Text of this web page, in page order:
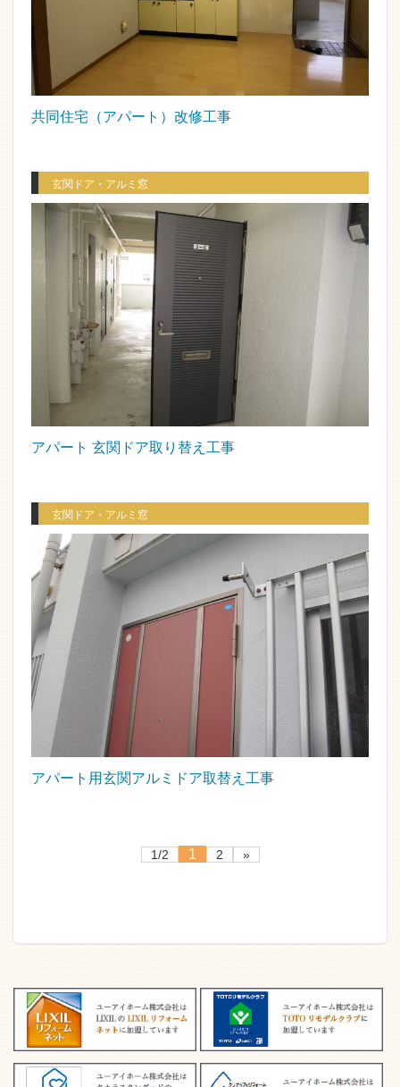
共同住宅（アパート）改修工事
玄関ドア・アルミ窓
アパート 玄関ドア取り替え工事
玄関ドア・アルミ窓
アパート用玄関アルミドア取替え工事
1/2 1 2 »